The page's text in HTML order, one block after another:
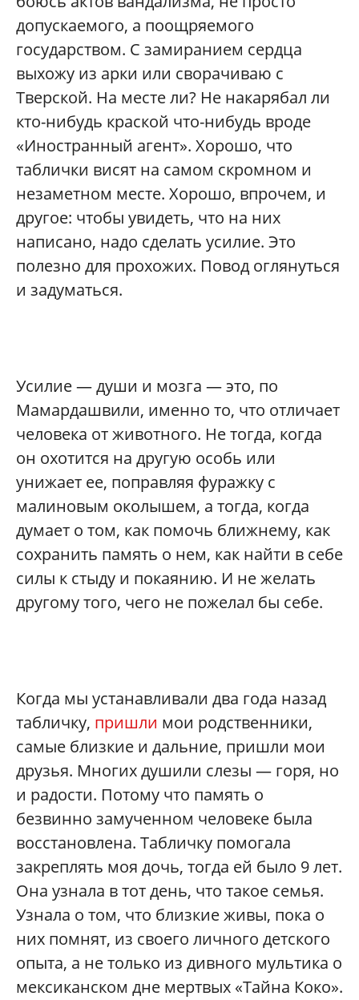
допускаемого, а поощряемого
государством. С замиранием сердца
выхожу из арки или сворачиваю с
Тверской. На месте ли? Не накарябал ли
кто-нибудь краской что-нибудь вроде
«Иностранный агент». Хорошо, что
таблички висят на самом скромном и
незаметном месте. Хорошо, впрочем, и
другое: чтобы увидеть, что на них
написано, надо сделать усилие. Это
полезно для прохожих. Повод оглянуться
и задуматься.
Усилие — души и мозга — это, по
Мамардашвили, именно то, что отличает
человека от животного. Не тогда, когда
он охотится на другую особь или
унижает ее, поправляя фуражку с
малиновым околышем, а тогда, когда
думает о том, как помочь ближнему, как
сохранить память о нем, как найти в себе
силы к стыду и покаянию. И не желать
другому того, чего не пожелал бы себе.
Когда мы устанавливали два года назад
табличку, пришли мои родственники,
самые близкие и дальние, пришли мои
друзья. Многих душили слезы — горя, но
и радости. Потому что память о
безвинно замученном человеке была
восстановлена. Табличку помогала
закреплять моя дочь, тогда ей было 9 лет.
Она узнала в тот день, что такое семья.
Узнала о том, что близкие живы, пока о
них помнят, из своего личного детского
опыта, а не только из дивного мультика о
мексиканском дне мертвых «Тайна Коко».